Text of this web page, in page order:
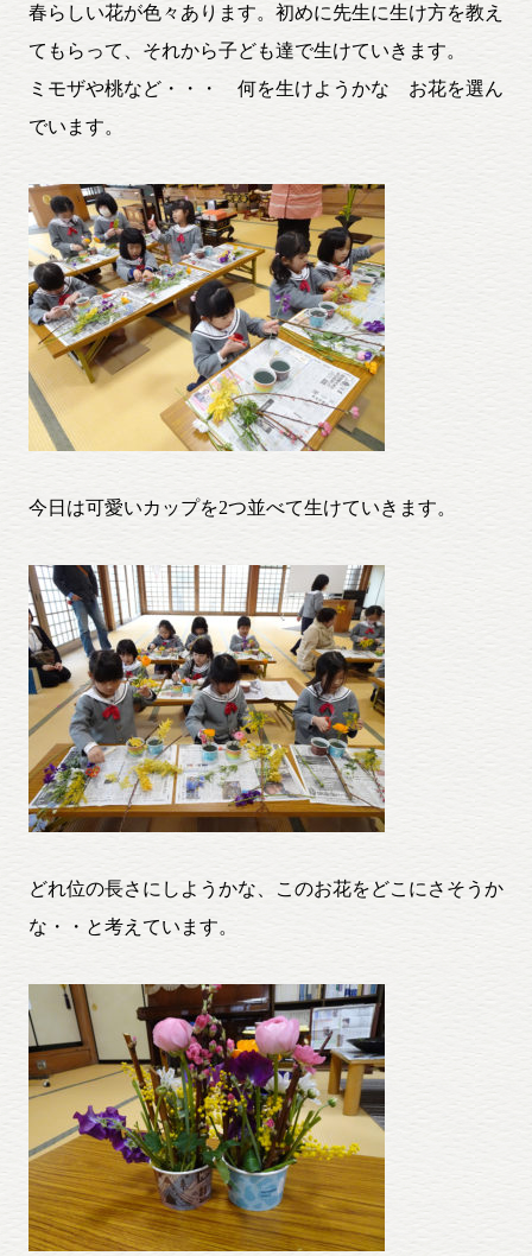
春らしい花が色々あります。初めに先生に生け方を教え
てもらって、それから子ども達で生けていきます。
ミモザや桃など・・・ 何を生けようかな お花を選ん
でいます。
今日は可愛いカップを2つ並べて生けていきます。
どれ位の長さにしようかな、このお花をどこにさそうか
な・・と考えています。